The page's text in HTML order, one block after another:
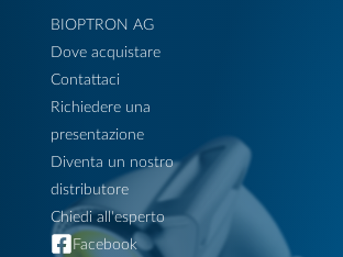
BIOPTRON AG
Dove acquistare
Contattaci
Richiedere una
presentazione
Diventa un nostro
distributore
Chiedi all'esperto
Facebook